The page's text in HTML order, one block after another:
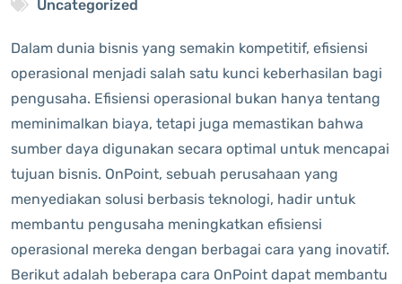
Uncategorized
Dalam dunia bisnis yang semakin kompetitif, efisiensi
operasional menjadi salah satu kunci keberhasilan bagi
pengusaha. Efisiensi operasional bukan hanya tentang
meminimalkan biaya, tetapi juga memastikan bahwa
sumber daya digunakan secara optimal untuk mencapai
tujuan bisnis. OnPoint, sebuah perusahaan yang
menyediakan solusi berbasis teknologi, hadir untuk
membantu pengusaha meningkatkan efisiensi
operasional mereka dengan berbagai cara yang inovatif.
Berikut adalah beberapa cara OnPoint dapat membantu